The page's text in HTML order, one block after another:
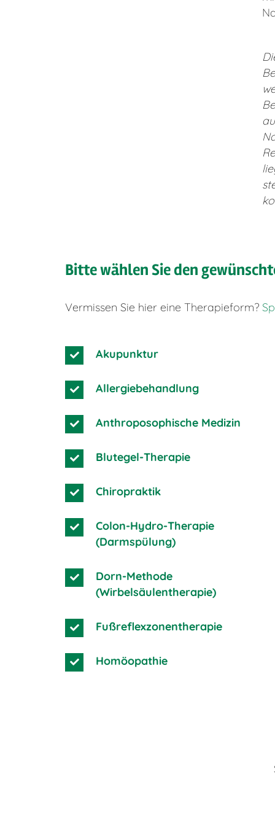
Bitte wählen Sie den
Vermissen Sie hier eine Therapieform?
Akupunktur
Allergiebehandlung
Anthroposophische Medizin
Blutegel-Therapie
Chiropraktik
Colon-Hydro-Therapie
(Darmspülung)
Dorn-Methode
(Wirbelsäulentherapie)
Fußreflexzonentherapie
Homöopathie